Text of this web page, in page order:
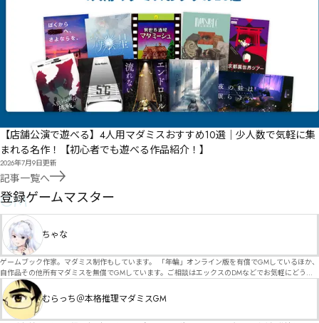
【店舗公演で遊べる】4人用マダミスおすすめ10選｜少人数で気軽に集
まれる名作！【初心者でも遊べる作品紹介！】
2026年7月9日更新
記事一覧へ
GM
登録ゲームマスター
ちゃな
ゲームブック作家。マダミス制作もしています。 「年輪」オンライン版を有償でGMしているほか、
自作品その他所有マダミスを無償でGMしています。ご相談はエックスのDMなどでお気軽にどう
ぞ。
むらっち＠本格推理マダミスGM